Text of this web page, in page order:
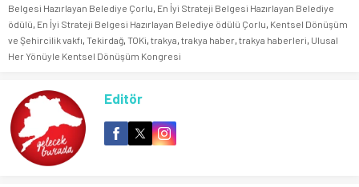
Belgesi Hazırlayan Belediye Çorlu, En İyi Strateji Belgesi Hazırlayan Belediye
ödülü, En İyi Strateji Belgesi Hazırlayan Belediye ödülü Çorlu, Kentsel Dönüşüm
ve Şehircilik vakfı, Tekirdağ, TOKi, trakya, trakya haber, trakya haberleri, Ulusal
Her Yönüyle Kentsel Dönüşüm Kongresi
Editör